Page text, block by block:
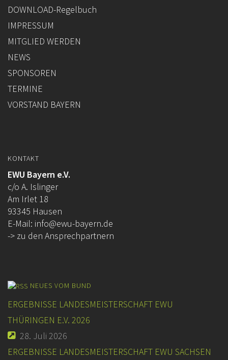
DOWNLOAD-Regelbuch
IMPRESSUM
MITGLIED WERDEN
NEWS
SPONSOREN
TERMINE
VORSTAND BAYERN
KONTAKT
EWU Bayern e.V.
c/o A. Islinger
Am Irlet 18
93345 Hausen
E-Mail: info@ewu-bayern.de
-> zu den Ansprechpartnern
NEUES VOM BUND
ERGEBNISSE LANDESMEISTERSCHAFT EWU
THÜRINGEN E.V. 2026
28. Juli 2026
ERGEBNISSE LANDESMEISTERSCHAFT EWU SACHSEN